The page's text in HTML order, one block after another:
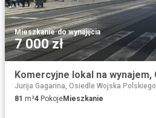
Mieszkanie·do wynajęcia
7 000 zł
Jurija Gagarina, Osiedle Wojska Polskiego
81 m²4 PokojeMieszkanie